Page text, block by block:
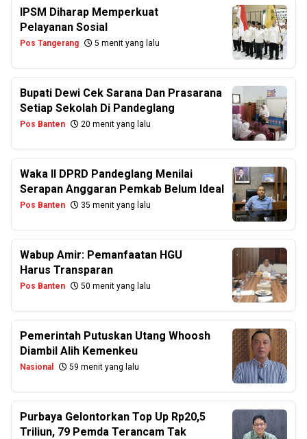
IPSM Diharap Memperkuat
Pelayanan Sosial
Pos Tangerang 5 menit yang lalu
Bupati Dewi Cek Sarana Dan Prasarana
Setiap Sekolah Di Pandeglang
Pos Banten 20 menit yang lalu
Waka II DPRD Pandeglang Menilai
Serapan Anggaran Pemkab Belum Ideal
Pos Banten 35 menit yang lalu
Wabup Amir: Pemanfaatan HGU
Harus Transparan
Pos Banten 50 menit yang lalu
Pemerintah Putuskan Utang Whoosh
Diambil Alih Kemenkeu
Nasional 59 menit yang lalu
Purbaya Gelontorkan Top Up Rp20,5
Triliun, 79 Pemda Terancam Tak